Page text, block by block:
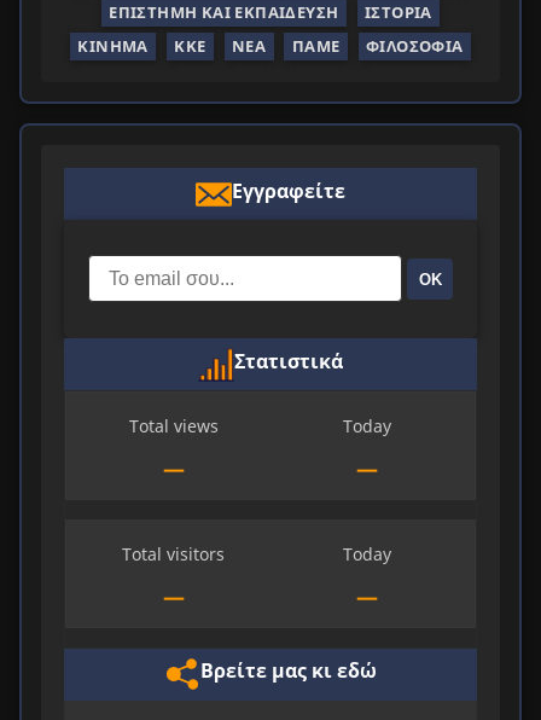
ΕΠΙΣΤΉΜΗ ΚΑΙ ΕΚΠΑΊΔΕΥΣΗ
ΙΣΤΟΡΊΑ
ΚΊΝΗΜΑ
ΚΚΕ ΝΈΑ ΠΑΜΕ ΦΙΛΟΣΟΦΊΑ
Εγγραφείτε
ΟΚ
Στατιστικά
Total views
—
Today
—
Total visitors
—
Today
—
Βρείτε μας κι εδώ